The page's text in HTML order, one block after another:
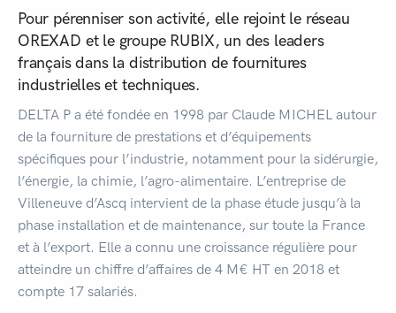
Pour pérenniser son activité, elle rejoint le réseau
OREXAD et le groupe RUBIX, un des leaders
français dans la distribution de fournitures
industrielles et techniques.
DELTA P a été fondée en 1998 par Claude MICHEL autour
de la fourniture de prestations et d’équipements
spécifiques pour l’industrie, notamment pour la sidérurgie,
l’énergie, la chimie, l’agro-alimentaire. L’entreprise de
Villeneuve d’Ascq intervient de la phase étude jusqu’à la
phase installation et de maintenance, sur toute la France
et à l’export. Elle a connu une croissance régulière pour
atteindre un chiffre d’affaires de 4 M€ HT en 2018 et
compte 17 salariés.